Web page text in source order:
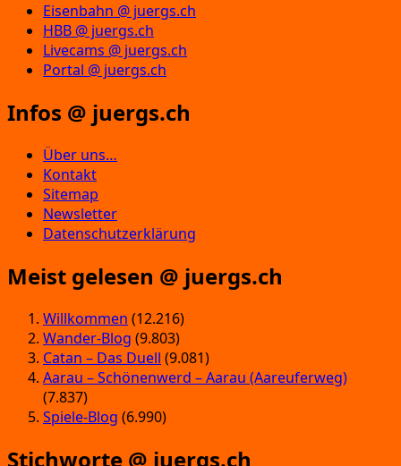
Eisenbahn @ juergs.ch
HBB @ juergs.ch
Livecams @ juergs.ch
Portal @ juergs.ch
Infos @ juergs.ch
Über uns…
Kontakt
Sitemap
Newsletter
Datenschutzerklärung
Meist gelesen @ juergs.ch
Willkommen (12.216)
Wander-Blog (9.803)
Catan – Das Duell (9.081)
Aarau – Schönenwerd – Aarau (Aareuferweg)
(7.837)
Spiele-Blog (6.990)
Stichworte @ juergs.ch